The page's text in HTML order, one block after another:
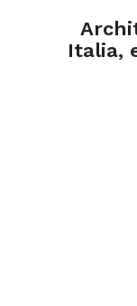
Italia,